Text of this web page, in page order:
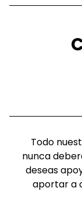
Todo
nunca
deseas
aportar a